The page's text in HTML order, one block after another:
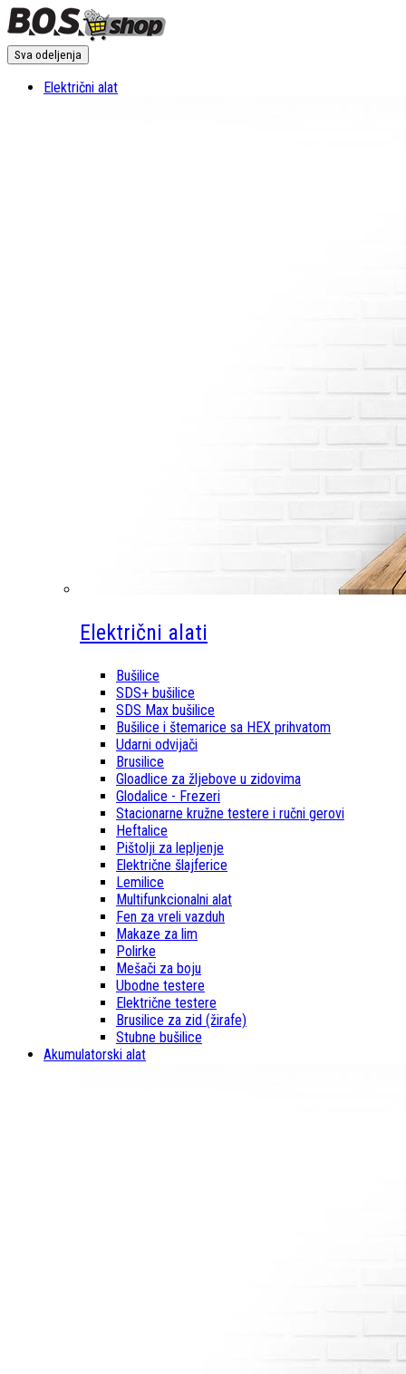
Sva odeljenja
Električni alat
Električni alati
Bušilice
SDS+ bušilice
SDS Max bušilice
Bušilice i štemarice sa HEX prihvatom
Udarni odvijači
Brusilice
Gloadlice za žljebove u zidovima
Glodalice - Frezeri
Stacionarne kružne testere i ručni gerovi
Heftalice
Pištolji za lepljenje
Električne šlajferice
Lemilice
Multifunkcionalni alat
Fen za vreli vazduh
Makaze za lim
Polirke
Mešači za boju
Ubodne testere
Električne testere
Brusilice za zid (žirafe)
Stubne bušilice
Akumulatorski alat